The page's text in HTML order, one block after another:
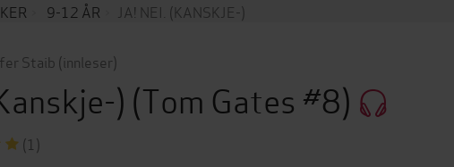
9-12 ÅR JA! NEI. (KANSKJE-)
Staib (innleser)
) (Tom Gates #8)
(1)